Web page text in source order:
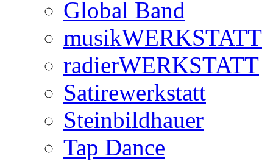
Global Band
musikWERKSTATT
radierWERKSTATT
Satirewerkstatt
Steinbildhauer
Tap Dance